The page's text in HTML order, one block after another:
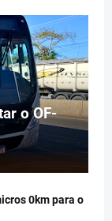
o OF-
0km para o